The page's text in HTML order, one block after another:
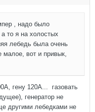
, надо было
то я на холостых
лебедь была очень
малое, вот и привык,
гену 120А... газовать
генератор не
другими лебедками не